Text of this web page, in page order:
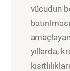
vücudun
yıllarda,